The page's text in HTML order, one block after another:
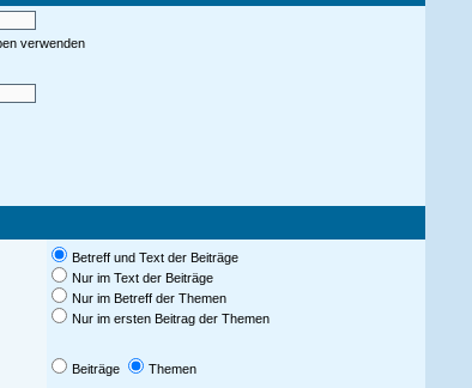
verwenden
Betreff und Text der Beiträge
Nur im Text der Beiträge
Nur im Betreff der Themen
Nur im ersten Beitrag der Themen
Beiträge Themen